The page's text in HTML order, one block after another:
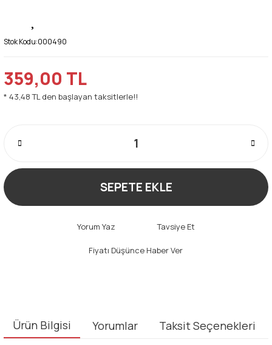
Stok Kodu:000490
359,00 TL
* 43,48 TL den başlayan taksitlerle!!
SEPETE EKLE
Yorum Yaz Tavsiye Et
Fiyatı Düşünce Haber Ver
Ürün Bilgisi Yorumlar Taksit Seçenekleri